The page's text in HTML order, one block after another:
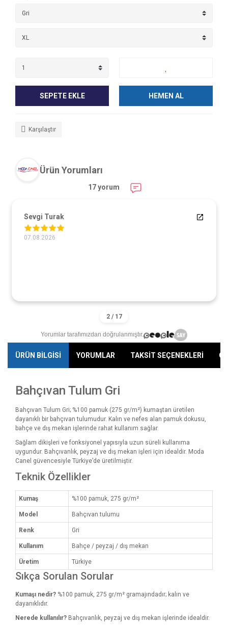
SEPETE EKLE HEMEN AL
Karşılaştır
Ürün Yorumları
17 yorum
Sevgi Turak
07.08.2026
Yorumlar tarafımızdan doğrulanmıştır.
ÜRÜN BİLGİSİ YORUMLAR TAKSİT SEÇENEKLERİ
Bahçıvan Tulum Gri
Bahçıvan Tulum Gri; %100 pamuk (275 gr/m²) kumaştan üretilen
dayanıklı bir bahçıvan tulumudur. Kalın ve nefes alan pamuk dokusu,
bahçe ve dış mekan işlerinde rahat kullanım sağlar.
Sağlam dikişleri ve fonksiyonel yapısıyla uzun süreli kullanıma
uygundur. Bahçıvanlık, peyzaj ve dış mekan işleri için idealdir. Moda
Canel güvencesiyle Türkiye’de üretilmiştir.
Teknik Özellikler
Kumaş %100 pamuk, 275 gr/m²
Model Bahçıvan tulumu
Renk Gri
Kullanım Bahçe / peyzaj / dış mekan
Üretim Türkiye
Sıkça Sorulan Sorular
Kumaşı nedir? %100 pamuk, 275 gr/m² gramajındadır; kalın ve
dayanıklıdır.
Nerede kullanılır? Bahçıvanlık, peyzaj ve dış mekan işlerinde idealdir.